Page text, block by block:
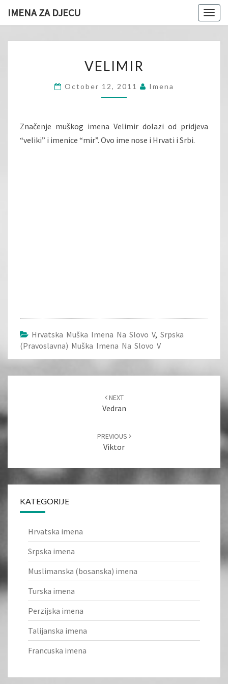
IMENA ZA DJECU
VELIMIR
October 12, 2011 Imena
Značenje muškog imena Velimir dolazi od pridjeva
“veliki” i imenice “mir”. Ovo ime nose i Hrvati i Srbi.
Hrvatska Muška Imena Na Slovo V, Srpska
(pravoslavna) Muška Imena Na Slovo V
NEXT
Vedran
PREVIOUS
Viktor
KATEGORIJE
Hrvatska imena
Srpska imena
Muslimanska (bosanska) imena
Turska imena
Perzijska imena
Talijanska imena
Francuska imena